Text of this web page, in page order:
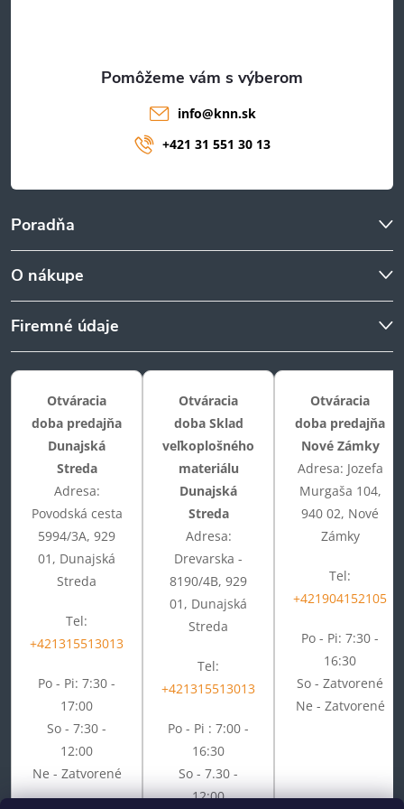
Poradňa
O nákupe
Firemné údaje
info@knn.sk
+421 31 551 30 13
Otváracia
doba predajňa
Dunajská
Streda
Adresa:
Povodská cesta
5994/3A, 929
01, Dunajská
Streda
Tel:
+421315513013
Po - Pi: 7:30 -
17:00
So - 7:30 -
12:00
Ne - Zatvorené
Otváracia
doba Sklad
veľkoplošného
materiálu
Dunajská
Streda
Adresa:
Drevarska -
8190/4B, 929
01, Dunajská
Streda
Tel:
+421315513013
Po - Pi : 7:00 -
16:30
So - 7.30 -
12:00
Otváracia
doba predajňa
Nové Zámky
Adresa: Jozefa
Murgaša 104,
940 02, Nové
Zámky
Tel:
+421904152105
Po - Pi: 7:30 -
16:30
So - Zatvorené
Ne - Zatvorené